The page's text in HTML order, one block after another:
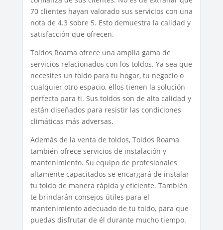
70 clientes hayan valorado sus servicios con una
nota de 4.3 sobre 5. Esto demuestra la calidad y
satisfacción que ofrecen.
Toldos Roama ofrece una amplia gama de
servicios relacionados con los toldos. Ya sea que
necesites un toldo para tu hogar, tu negocio o
cualquier otro espacio, ellos tienen la solución
perfecta para ti. Sus toldos son de alta calidad y
están diseñados para resistir las condiciones
climáticas más adversas.
Además de la venta de toldos, Toldos Roama
también ofrece servicios de instalación y
mantenimiento. Su equipo de profesionales
altamente capacitados se encargará de instalar
tu toldo de manera rápida y eficiente. También
te brindarán consejos útiles para el
mantenimiento adecuado de tu toldo, para que
puedas disfrutar de él durante mucho tiempo.